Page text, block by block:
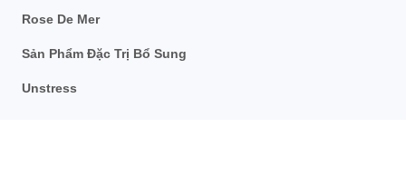
Rose De Mer
Sản Phẩm Đặc Trị Bổ Sung
Unstress